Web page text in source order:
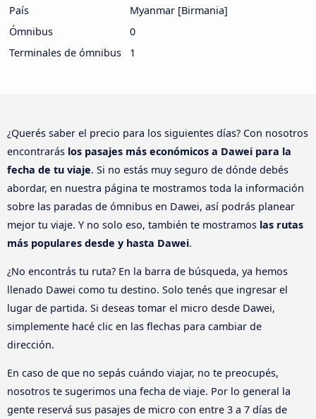
País
Myanmar [Birmania]
Ómnibus
0
Terminales de ómnibus
1
¿Querés saber el precio para los siguientes días? Con nosotros
encontrarás los pasajes más económicos a Dawei para la
fecha de tu viaje. Si no estás muy seguro de dónde debés
abordar, en nuestra página te mostramos toda la información
sobre las paradas de ómnibus en Dawei, así podrás planear
mejor tu viaje. Y no solo eso, también te mostramos las rutas
más populares desde y hasta Dawei.
¿No encontrás tu ruta? En la barra de búsqueda, ya hemos
llenado Dawei como tu destino. Solo tenés que ingresar el
lugar de partida. Si deseas tomar el micro desde Dawei,
simplemente hacé clic en las flechas para cambiar de
dirección.
En caso de que no sepás cuándo viajar, no te preocupés,
nosotros te sugerimos una fecha de viaje. Por lo general la
gente reservá sus pasajes de micro con entre 3 a 7 días de